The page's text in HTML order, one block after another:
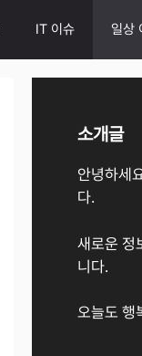
IT 이슈 일상
소개글
안녕하세
다.
새로운 정
니다.
오늘도 행